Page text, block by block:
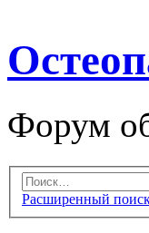
Форум
Расширенный